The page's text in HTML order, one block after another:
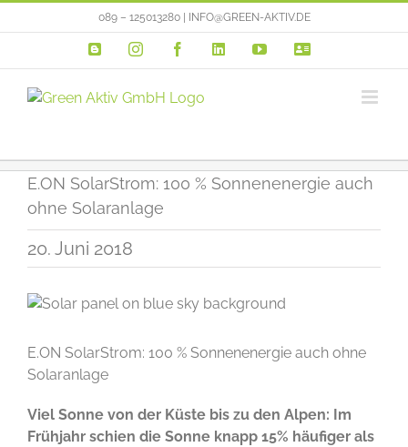
Inhalt
089 – 125013280 | INFO@GREEN-AKTIV.DE
Blogger
InstagramFacebookLinkedIn
YouTube
E.ON SolarStrom: 100 % Sonnenenergie auch
ohne Solaranlage
20. Juni 2018
E.ON SolarStrom: 100 % Sonnenenergie auch ohne
Solaranlage
Viel Sonne von der Küste bis zu den Alpen: Im
Frühjahr schien die Sonne knapp 15% häufiger als